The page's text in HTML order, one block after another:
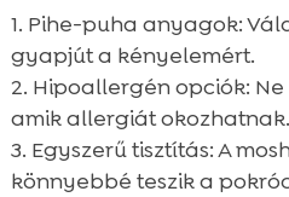
Pihe-puha anyagok:
gyapjút a kényelemért.
Hipoallergén opciók:
amik allergiát okozhatnak.
Egyszerű tisztítás: A
könnyebbé teszik a